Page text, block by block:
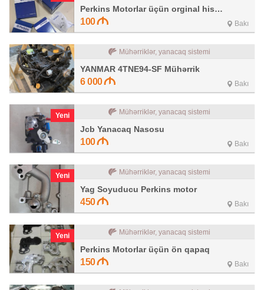
Perkins Motorlar üçün orginal hissələr
100 Bakı
Mühərriklər, yanacaq sistemi
YANMAR 4TNE94-SF Mühərrik
6 000 Bakı
Yeni Mühərriklər, yanacaq sistemi
Jcb Yanacaq Nasosu
100 Bakı
Yeni Mühərriklər, yanacaq sistemi
Yag Soyuducu Perkins motor
450 Bakı
Yeni Mühərriklər, yanacaq sistemi
Perkins Motorlar üçün ön qapaq
150 Bakı